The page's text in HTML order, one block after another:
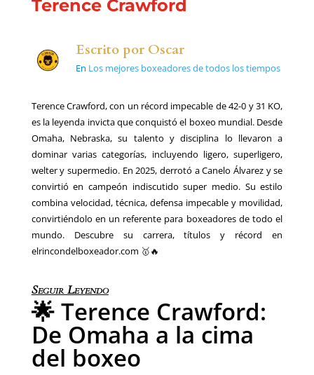
Terence Crawford
Escrito por Oscar
En Los mejores boxeadores de todos los tiempos
Terence Crawford, con un récord impecable de 42-0 y 31 KO,
es la leyenda invicta que conquistó el boxeo mundial. Desde
Omaha, Nebraska, su talento y disciplina lo llevaron a
dominar varias categorías, incluyendo ligero, superligero,
welter y supermedio. En 2025, derrotó a Canelo Álvarez y se
convirtió en campeón indiscutido super medio. Su estilo
combina velocidad, técnica, defensa impecable y movilidad,
convirtiéndolo en un referente para boxeadores de todo el
mundo. Descubre su carrera, títulos y récord en
elrincondelboxeador.com 🥇🔥
Seguir Leyendo
🌟 Terence Crawford:
De Omaha a la cima
del boxeo